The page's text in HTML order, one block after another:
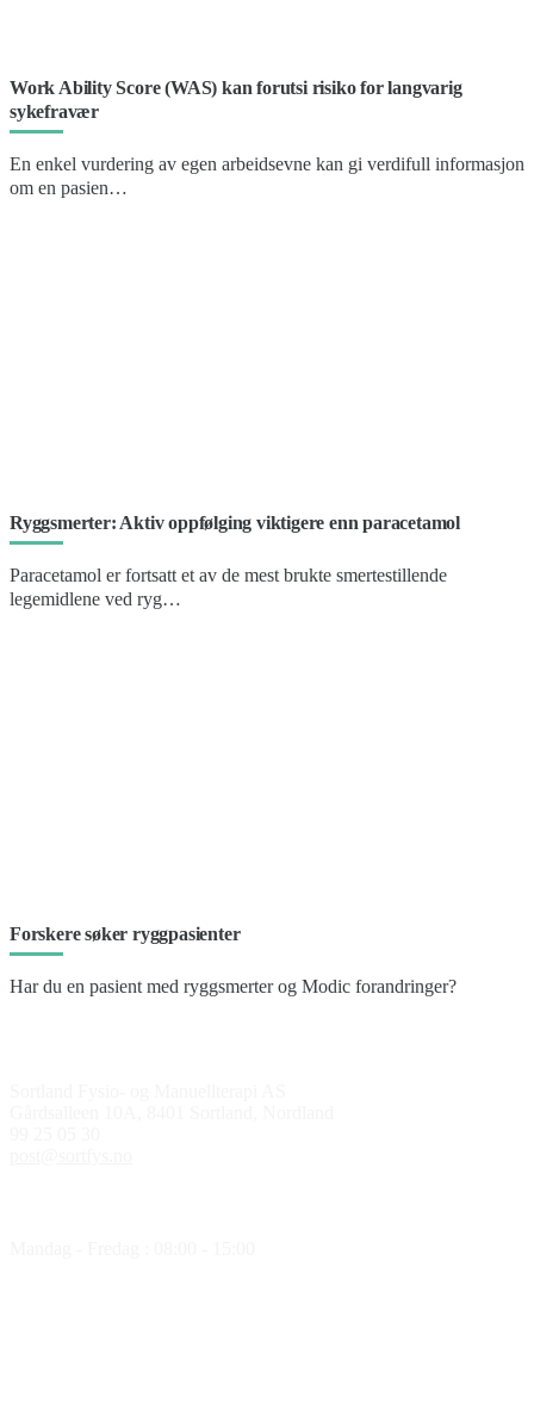
Work Ability Score (WAS) kan forutsi risiko for langvarig
sykefravær
En enkel vurdering av egen arbeidsevne kan gi verdifull informasjon
om en pasien…
Ryggsmerter: Aktiv oppfølging viktigere enn paracetamol
Paracetamol er fortsatt et av de mest brukte smertestillende
legemidlene ved ryg…
Forskere søker ryggpasienter
Har du en pasient med ryggsmerter og Modic forandringer?